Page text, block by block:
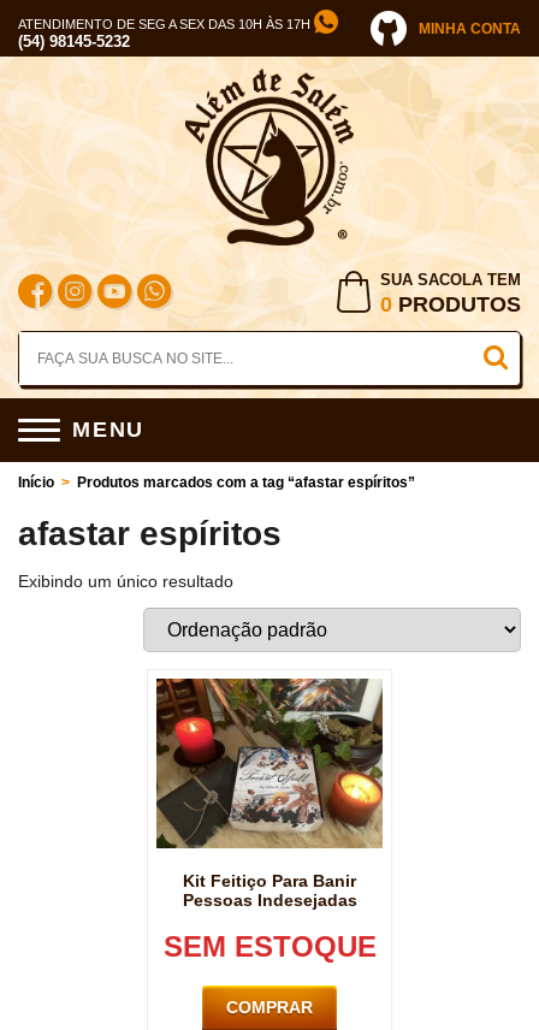
ATENDIMENTO DE SEG A SEX DAS 10H ÀS 17H
(54) 98145-5232
MINHA CONTA
SUA SACOLA TEM
0 PRODUTOS
MENU
Início > Produtos marcados com a tag “afastar espíritos”
afastar espíritos
Exibindo um único resultado
Kit Feitiço Para Banir
Pessoas Indesejadas
SEM ESTOQUE
COMPRAR